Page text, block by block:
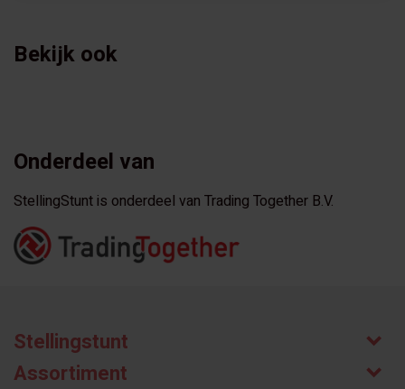
Bekijk ook
Onderdeel van
StellingStunt is onderdeel van Trading Together B.V.
Stellingstunt
Assortiment